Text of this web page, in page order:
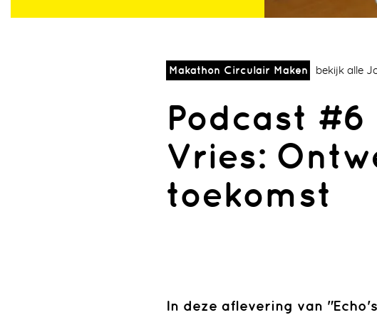
Makathon Circulair Maken bekijk alle
Podcast
Vries:
toekomst
In deze aflevering van